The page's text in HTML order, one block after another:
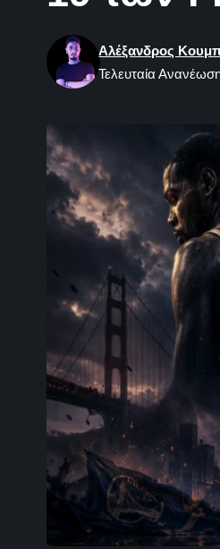
Τελευταία
Αλέξανδρος